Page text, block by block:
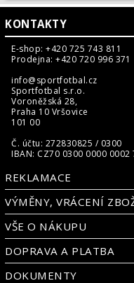
KONTAKTY
E-shop: +420 725 743 811
Prodejna: +420 720 996 371
info@sportfotbal.cz
Sportfotbal s.r.o.
Voroněžská 28,
Praha 10 Vršovice
101 00
Č. účtu: 272830825 / 0300
IBAN: CZ70 0300 0000 0002
REKLAMACE
VÝMĚNY, VRÁCENÍ
VŠE O NÁKUPU
DOPRAVA A PLATBA
DOKUMENTY